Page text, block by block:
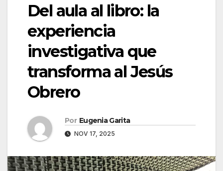
Del aula al libro: la
experiencia
investigativa que
transforma al Jesús
Obrero
Por Eugenia Garita
NOV 17, 2025